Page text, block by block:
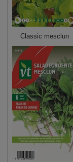
Classic mesclun